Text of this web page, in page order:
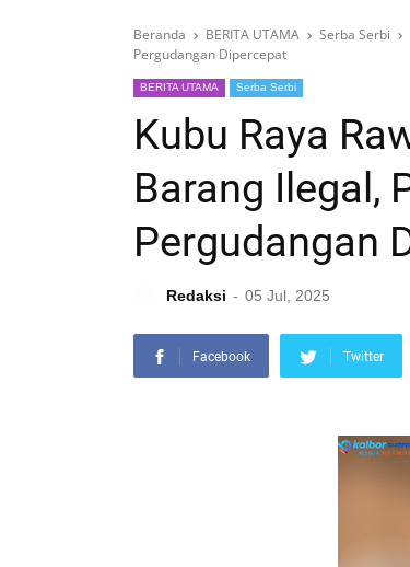
Beranda BERITA UTAMA Serba Serbi
Pergudangan Dipercepat
BERITA UTAMA Serba Serbi
Kubu Raya
Barang Ilegal,
Pergudangan
Redaksi 05 Jul, 2025
Facebook Twitter